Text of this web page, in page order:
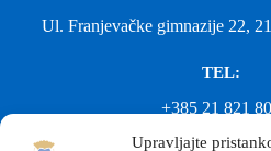
Upravljajte
Ul. Franjevačke gimnazije 22,
TEL:
+385 21 821